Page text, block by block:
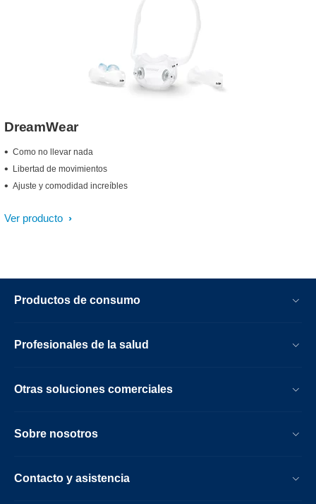
DreamWear
Como no llevar nada
Libertad de movimientos
Ajuste y comodidad increíbles
Ver producto
Productos de consumo
Profesionales de la salud
Otras soluciones comerciales
Sobre nosotros
Contacto y asistencia